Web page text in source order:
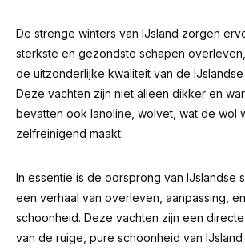
De strenge winters van IJsland zorgen
sterkste en gezondste schapen
de uitzonderlijke kwaliteit van de
Deze vachten zijn niet alleen dikker en
bevatten ook lanoline, wolvet, wat de wol
zelfreinigend maakt.
In essentie is de oorsprong van IJslandse
een verhaal van overleven, aanpassing,
schoonheid. Deze vachten zijn een
van de ruige, pure schoonheid van